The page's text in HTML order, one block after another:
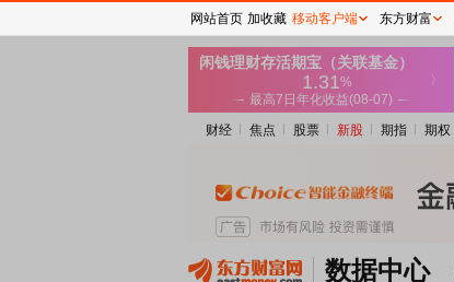
财经 焦点 股票 新股 期指 期权
数据中心
网站首页 加收藏 移动客户端 东方财富